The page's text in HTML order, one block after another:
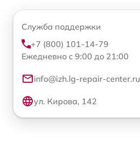
Служба поддержки
+7 (800) 101-14-79
Ежедневно с 9:00 до 21:00
info@izh.lg-repair-center.ru
ул. Кирова, 142